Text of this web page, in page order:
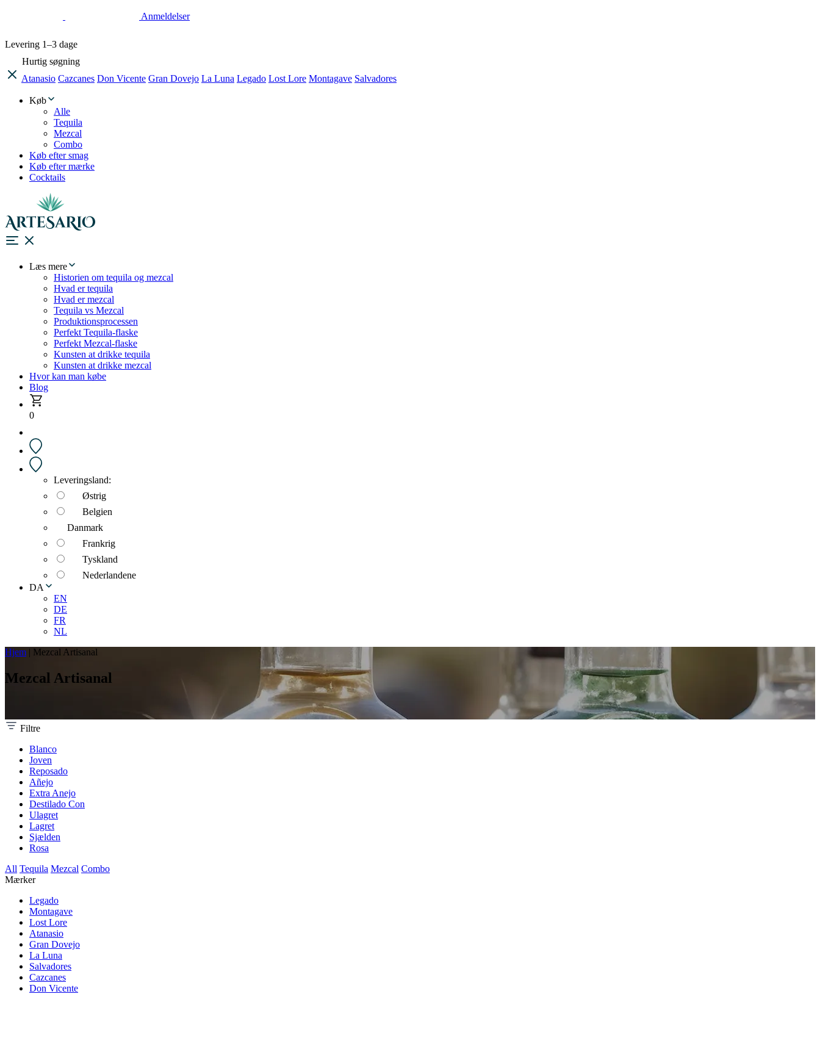
Anmeldelser
Levering 1–3 dage
Hurtig søgning
Atanasio Cazcanes Don Vicente Gran Dovejo La Luna Legado Lost Lore Montagave Salvadores
Køb
Alle
Tequila
Mezcal
Combo
Køb efter smag
Køb efter mærke
Cocktails
Læs mere
Historien om tequila og mezcal
Hvad er tequila
Hvad er mezcal
Tequila vs Mezcal
Produktionsprocessen
Perfekt Tequila-flaske
Perfekt Mezcal-flaske
Kunsten at drikke tequila
Kunsten at drikke mezcal
Hvor kan man købe
Blog
0
Leveringsland:
Østrig
Belgien
Danmark
Frankrig
Tyskland
Nederlandene
DA
EN
DE
FR
NL
Hjem | Mezcal Artisanal
Mezcal Artisanal
Filtre
Blanco
Joven
Reposado
Añejo
Extra Anejo
Destilado Con
Ulagret
Lagret
Sjælden
Rosa
All Tequila Mezcal Combo
Mærker
Legado
Montagave
Lost Lore
Atanasio
Gran Dovejo
La Luna
Salvadores
Cazcanes
Don Vicente